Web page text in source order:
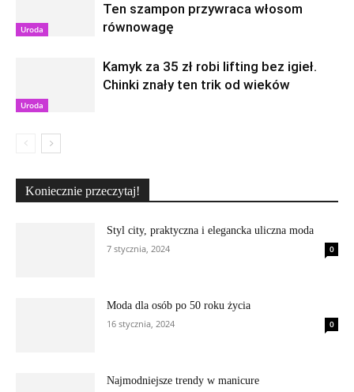
Uroda
Ten szampon przywraca włosom
równowagę
Uroda
Kamyk za 35 zł robi lifting bez igieł.
Chinki znały ten trik od wieków
Koniecznie przeczytaj!
Styl city, praktyczna i elegancka uliczna moda
7 stycznia, 2024
0
Moda dla osób po 50 roku życia
16 stycznia, 2024
0
Najmodniejsze trendy w manicure